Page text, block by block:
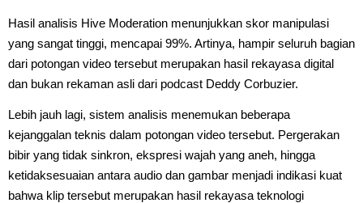
Hasil analisis Hive Moderation menunjukkan skor manipulasi
yang sangat tinggi, mencapai 99%. Artinya, hampir seluruh bagian
dari potongan video tersebut merupakan hasil rekayasa digital
dan bukan rekaman asli dari podcast Deddy Corbuzier.
Lebih jauh lagi, sistem analisis menemukan beberapa
kejanggalan teknis dalam potongan video tersebut. Pergerakan
bibir yang tidak sinkron, ekspresi wajah yang aneh, hingga
ketidaksesuaian antara audio dan gambar menjadi indikasi kuat
bahwa klip tersebut merupakan hasil rekayasa teknologi